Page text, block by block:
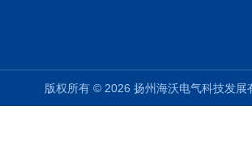
版权所有 © 2026 扬州海沃电气科技发